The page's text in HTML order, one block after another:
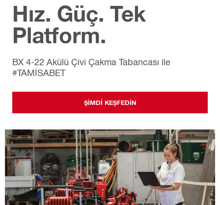
Hız. Güç. Tek
Platform.
BX 4-22 Akülü Çivi Çakma Tabancası ile
#TAMİSABET
ŞIMDI KEŞFEDIN